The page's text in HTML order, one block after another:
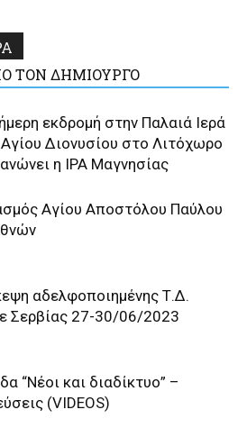
ΤΟΝ ΔΗΜΙΟΥΡΓΟ
εκδρομή στην Παλαιά Ιερά
Διονυσίου στο Λιτόχωρο
η IPA Μαγνησίας
Αγίου Αποστόλου Παύλου
αδελφοποιημένης Τ.Δ.
Σερβίας 27-30/06/2023
“Νέοι και διαδίκτυο” –
(VIDEOS)